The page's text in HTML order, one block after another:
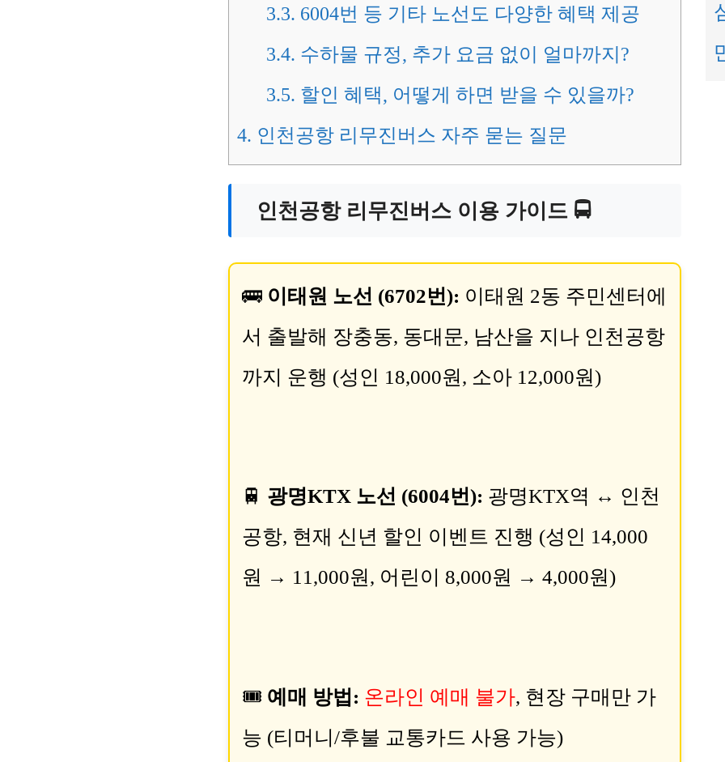
3.3. 6004번 등 기타 노선도 다양한 혜택 제공
3.4. 수하물 규정, 추가 요금 없이 얼마까지?
3.5. 할인 혜택, 어떻게 하면 받을 수 있을까?
4. 인천공항 리무진버스 자주 묻는 질문
인천공항 리무진버스 이용 가이드 🚍
🚌 이태원 노선 (6702번): 이태원 2동 주민센터에
서 출발해 장충동, 동대문, 남산을 지나 인천공항
까지 운행 (성인 18,000원, 소아 12,000원)
🚆 광명KTX 노선 (6004번): 광명KTX역 ↔ 인천
공항, 현재 신년 할인 이벤트 진행 (성인 14,000
원 → 11,000원, 어린이 8,000원 → 4,000원)
🎟 예매 방법: 온라인 예매 불가, 현장 구매만 가
능 (티머니/후불 교통카드 사용 가능)